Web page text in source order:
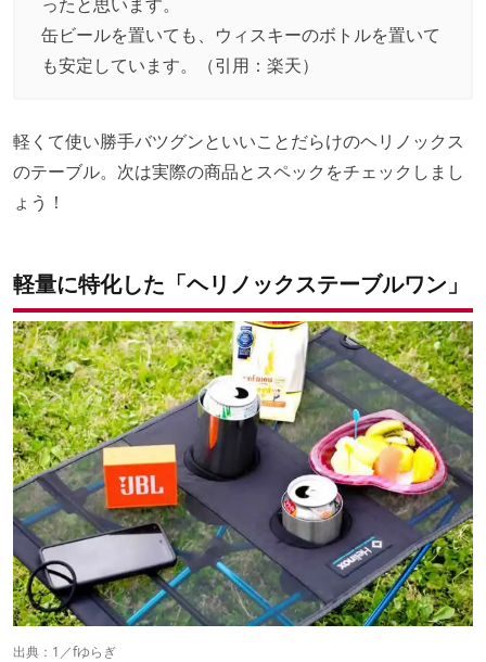
缶ビールを置いても、ウィスキーのボトルを置いて
も安定しています。（引用：楽天）
軽くて使い勝手バツグンといいことだらけのヘリノックス
のテーブル。次は実際の商品とスペックをチェックしまし
ょう！
軽量に特化した「ヘリノックステーブルワン」
出典： 1／fゆらぎ